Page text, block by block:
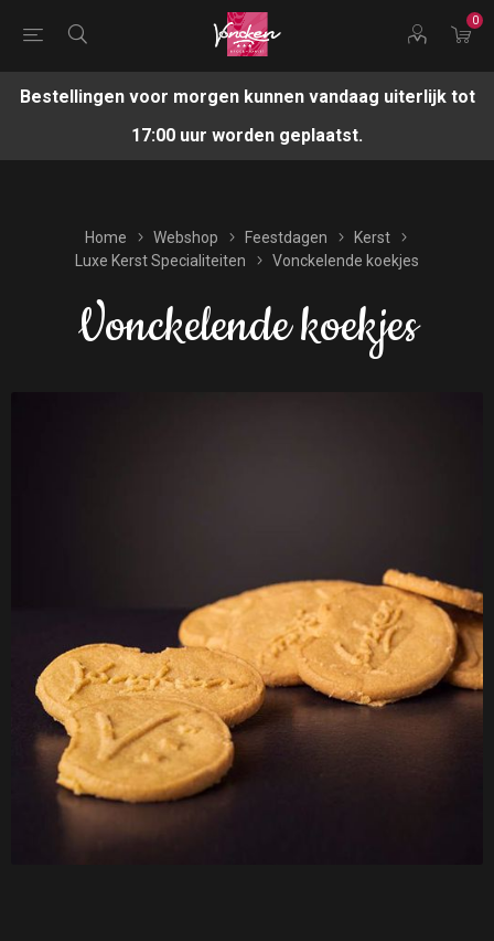
0
Bestellingen voor morgen kunnen vandaag uiterlijk tot
17:00 uur worden geplaatst.
Home Webshop Feestdagen
Kerst
Luxe Kerst Specialiteiten
Vonckelende koekjes
Vonckelende koekjes